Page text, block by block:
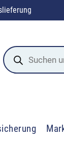
Products
search